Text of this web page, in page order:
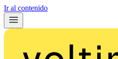
Ir al contenido